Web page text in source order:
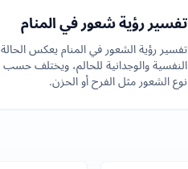
تفسير رؤية شعور في المنام
تفسير رؤية الشعور في المنام يعكس الحالة
النفسية والوجدانية للحالم، ويختلف حسب
نوع الشعور مثل الفرح أو الحزن.